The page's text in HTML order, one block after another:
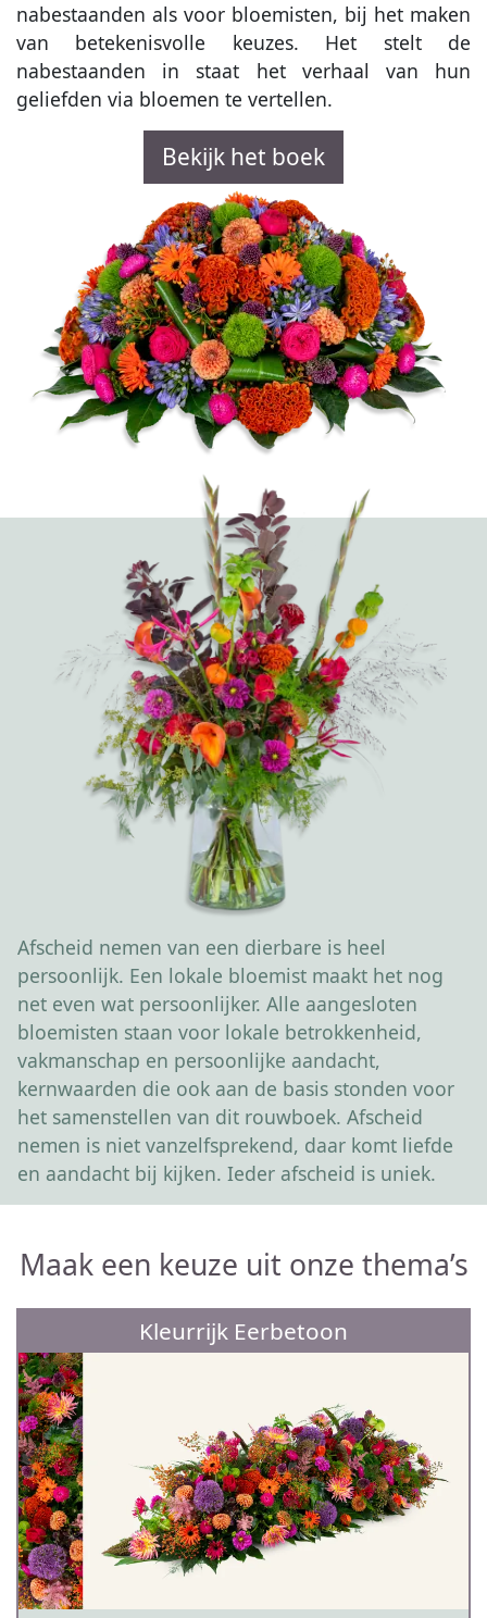
nabestaanden als voor bloemisten, bij het maken
van betekenisvolle keuzes. Het stelt de
nabestaanden in staat het verhaal van hun
geliefden via bloemen te vertellen.
Bekijk het boek
Afscheid nemen van een dierbare is heel
persoonlijk. Een lokale bloemist maakt het nog
net even wat persoonlijker. Alle aangesloten
bloemisten staan voor lokale betrokkenheid,
vakmanschap en persoonlijke aandacht,
kernwaarden die ook aan de basis stonden voor
het samenstellen van dit rouwboek. Afscheid
nemen is niet vanzelfsprekend, daar komt liefde
en aandacht bij kijken. Ieder afscheid is uniek.
Maak een keuze uit onze thema’s
Kleurrijk Eerbetoon